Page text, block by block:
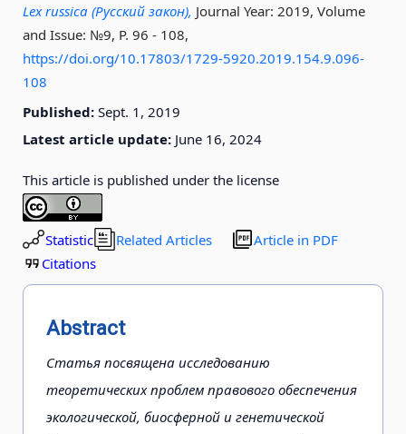
Lex russica (Русский закон), Journal Year: 2019, Volume
and Issue: №9, P. 96 - 108,
https://doi.org/10.17803/1729-5920.2019.154.9.096-
108
Published: Sept. 1, 2019
Latest article update: June 16, 2024
This article is published under the license
Statistic Related Articles
Article in PDF
Citations
Abstract
Статья посвящена исследованию
теоретических проблем правового обеспечения
экологической, биосферной и генетической